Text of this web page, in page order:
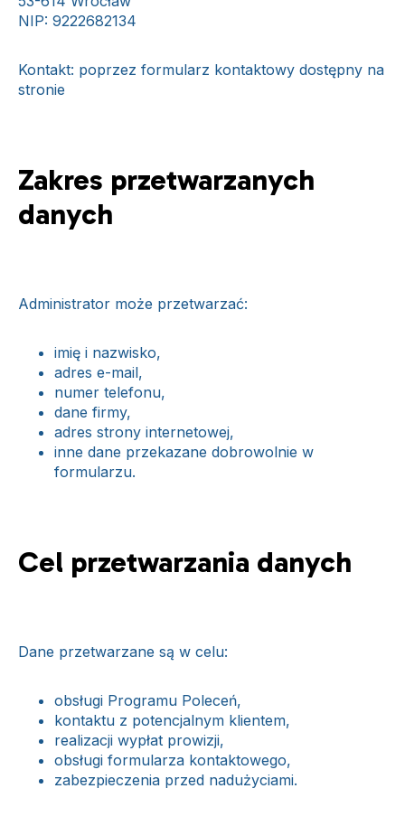
NIP: 9222682134
Kontakt: poprzez formularz kontaktowy dostępny na
stronie
Zakres przetwarzanych
danych
Administrator może przetwarzać:
imię i nazwisko,
adres e-mail,
numer telefonu,
dane firmy,
adres strony internetowej,
inne dane przekazane dobrowolnie w
formularzu.
Cel przetwarzania danych
Dane przetwarzane są w celu:
obsługi Programu Poleceń,
kontaktu z potencjalnym klientem,
realizacji wypłat prowizji,
obsługi formularza kontaktowego,
zabezpieczenia przed nadużyciami.